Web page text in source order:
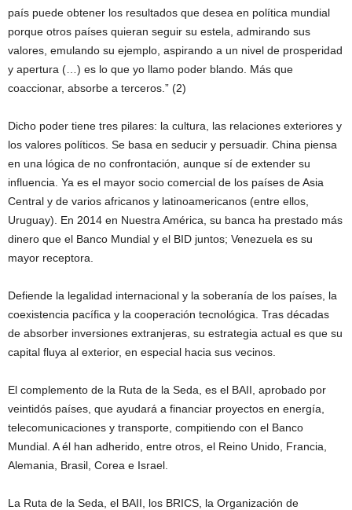
país puede obtener los resultados que desea en política mundial
porque otros países quieran seguir su estela, admirando sus
valores, emulando su ejemplo, aspirando a un nivel de prosperidad
y apertura (…) es lo que yo llamo poder blando. Más que
coaccionar, absorbe a terceros.” (2)
Dicho poder tiene tres pilares: la cultura, las relaciones exteriores y
los valores políticos. Se basa en seducir y persuadir. China piensa
en una lógica de no confrontación, aunque sí de extender su
influencia. Ya es el mayor socio comercial de los países de Asia
Central y de varios africanos y latinoamericanos (entre ellos,
Uruguay). En 2014 en Nuestra América, su banca ha prestado más
dinero que el Banco Mundial y el BID juntos; Venezuela es su
mayor receptora.
Defiende la legalidad internacional y la soberanía de los países, la
coexistencia pacífica y la cooperación tecnológica. Tras décadas
de absorber inversiones extranjeras, su estrategia actual es que su
capital fluya al exterior, en especial hacia sus vecinos.
El complemento de la Ruta de la Seda, es el BAII, aprobado por
veintidós países, que ayudará a financiar proyectos en energía,
telecomunicaciones y transporte, compitiendo con el Banco
Mundial. A él han adherido, entre otros, el Reino Unido, Francia,
Alemania, Brasil, Corea e Israel.
La Ruta de la Seda, el BAII, los BRICS, la Organización de